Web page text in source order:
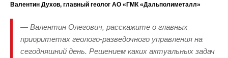
Валентин Духов, главный геолог АО «ГМК «Дальполиметалл»
— Валентин Олегович, расскажите о главных
приоритетах геолого-разведочного управления на
сегодняшний день. Решением каких актуальных задач